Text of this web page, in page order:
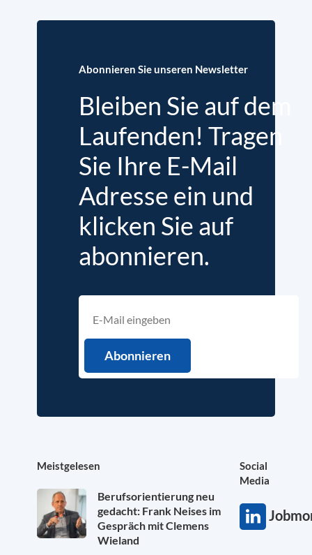
Abonnieren Sie unseren Newsletter
Bleiben Sie auf dem
Laufenden! Tragen
Sie Ihre E-Mail
Adresse ein und
klicken Sie auf
abonnieren.
Meistgelesen
Berufsorientierung neu
gedacht: Frank Neises im
Gespräch mit Clemens
Wieland
Social
Media